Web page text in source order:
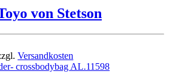
von Stetson
Versandkosten